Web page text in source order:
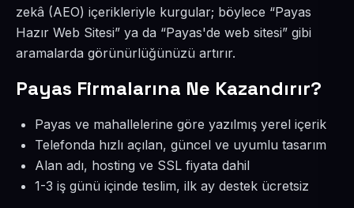
zekâ (AEO) içerikleriyle kurgular; böylece “Payas
Hazır Web Sitesi” ya da “Payas'de web sitesi” gibi
aramalarda görünürlüğünüzü artırır.
Payas Firmalarına Ne Kazandırır?
Payas ve mahallelerine göre yazılmış yerel içerik
Telefonda hızlı açılan, güncel ve uyumlu tasarım
Alan adı, hosting ve SSL fiyata dahil
1-3 iş günü içinde teslim, ilk ay destek ücretsiz